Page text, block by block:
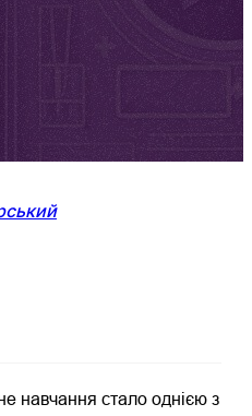
навчання стало однією з